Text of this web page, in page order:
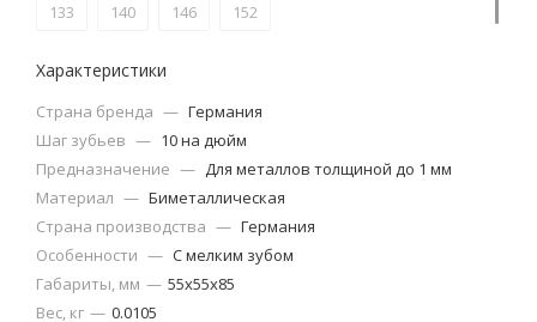
133 140 146 152
Характеристики
Страна бренда — Германия
Шаг зубьев — 10 на дюйм
Предназначение — Для металлов толщиной до 1 мм
Материал — Биметаллическая
Страна производства — Германия
Особенности — С мелким зубом
Габариты, мм — 55х55х85
Вес, кг — 0.0105